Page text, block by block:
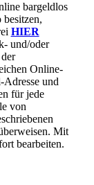
bargeldlos
HIER
und/oder
Online-
und
für jede
von
Mit
bearbeiten.